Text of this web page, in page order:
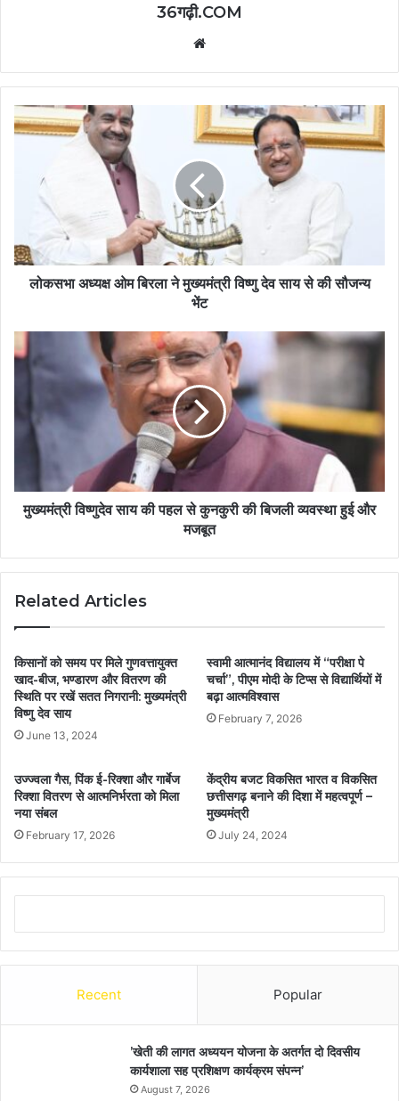
36गढ़ी.COM
लोकसभा अध्यक्ष ओम बिरला ने मुख्यमंत्री विष्णु देव साय से की सौजन्य
भेंट
मुख्यमंत्री विष्णुदेव साय की पहल से कुनकुरी की बिजली व्यवस्था हुई और
मजबूत
Related Articles
किसानों को समय पर मिले गुणवत्तायुक्त
खाद-बीज, भण्डारण और वितरण की
स्थिति पर रखें सतत निगरानी: मुख्यमंत्री
विष्णु देव साय
June 13, 2024
स्वामी आत्मानंद विद्यालय में “परीक्षा पे
चर्चा”, पीएम मोदी के टिप्स से विद्यार्थियों में
बढ़ा आत्मविश्वास
February 7, 2026
उज्ज्वला गैस, पिंक ई-रिक्शा और गार्बेज
रिक्शा वितरण से आत्मनिर्भरता को मिला
नया संबल
February 17, 2026
केंद्रीय बजट विकसित भारत व विकसित
छत्तीसगढ़ बनाने की दिशा में महत्वपूर्ण –
मुख्यमंत्री
July 24, 2024
Recent Popular
’खेती की लागत अध्ययन योजना के अतर्गत दो दिवसीय
कार्यशाला सह प्रशिक्षण कार्यक्रम संपन्न’
August 7, 2026